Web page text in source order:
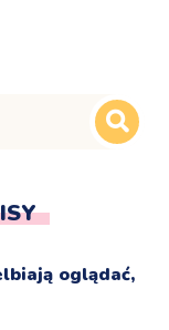
oglądać,